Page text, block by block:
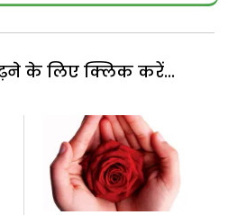
के लिए क्लिक करें...